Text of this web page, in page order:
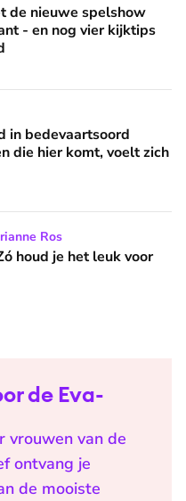
AVROTROS
de nieuwe spelshow
- en nog vier kijktips
Lourdes: 'Iedereen
in bedevaartsoord
die hier komt, voelt zich
voor de kinderen!
Ros
houd je het leuk voor
de Eva-
vrouwen van de
ontvang je
de mooiste